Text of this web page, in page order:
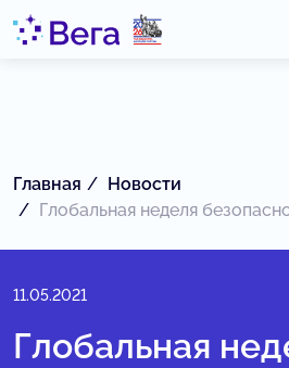
Главная
Новости
Глобальная неделя
11.05.2021
Глобальная